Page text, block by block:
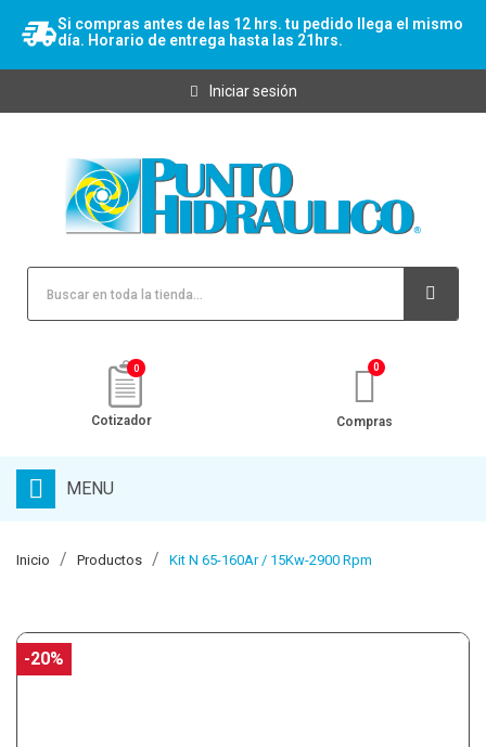
Si compras antes de las 12 hrs. tu pedido llega el mismo
día. Horario de entrega hasta las 21hrs.
Iniciar sesión
0
Cotizador Compras
MENU
Inicio Productos Kit N 65-160Ar / 15Kw-2900 Rpm
-20%